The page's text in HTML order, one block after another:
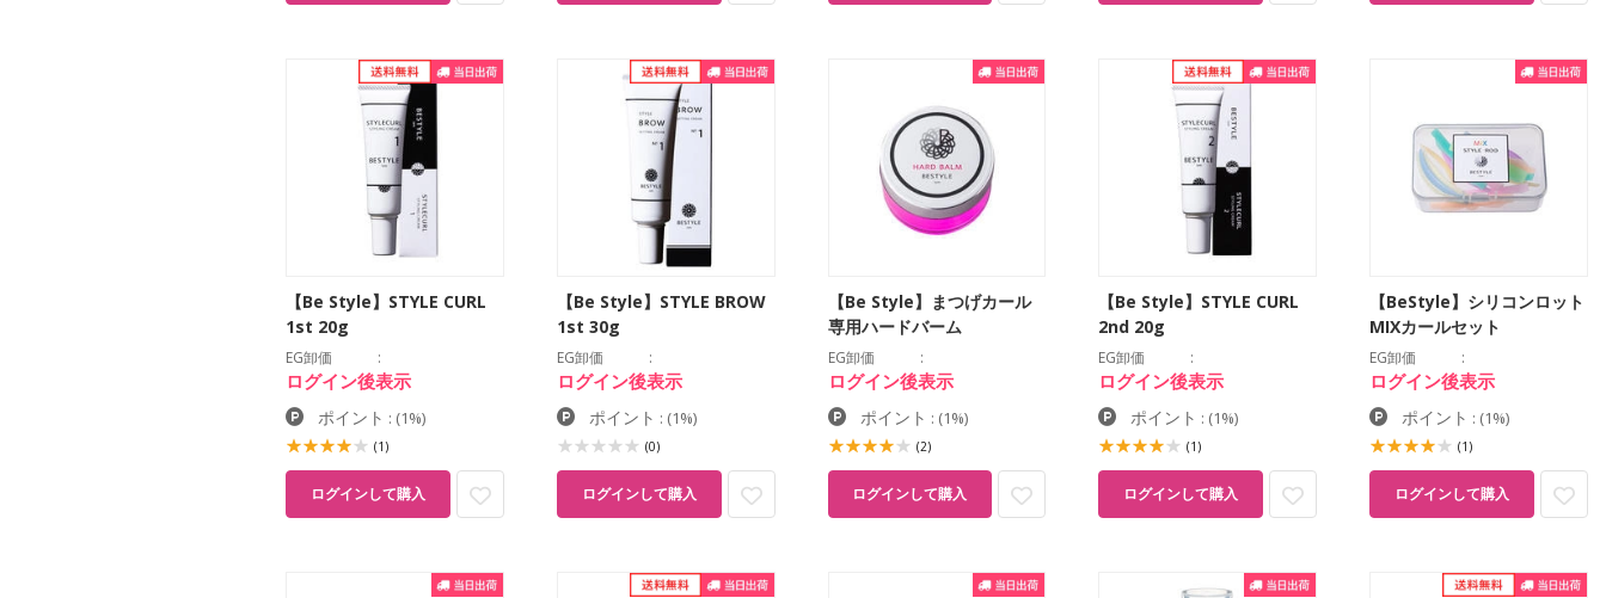
【Be Style】STYLE CURL
1st 20g
EG卸価
ログイン後表示
ポイント : (1%)
(1)
ログインして購入
【Be Style】STYLE BROW
1st 30g
EG卸価
ログイン後表示
ポイント : (1%)
(0)
ログインして購入
【Be Style】まつげカール
専用ハードバーム
EG卸価
ログイン後表示
ポイント : (1%)
(2)
ログインして購入
【Be Style】STYLE CURL
2nd 20g
EG卸価
ログイン後表示
ポイント : (1%)
(1)
ログインして購入
【BeStyle】シリコンロット
MIXカールセット
EG卸価
ログイン後表示
ポイント : (1%)
(1)
ログインして購入